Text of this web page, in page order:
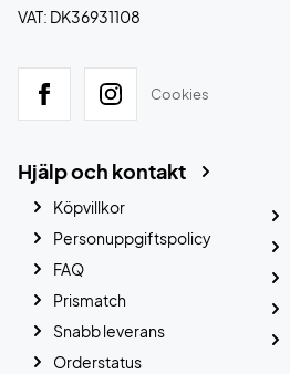
VAT: DK36931108
Cookies
Hjälp och kontakt
Köpvillkor
Personuppgiftspolicy
FAQ
Prismatch
Snabb leverans
Orderstatus